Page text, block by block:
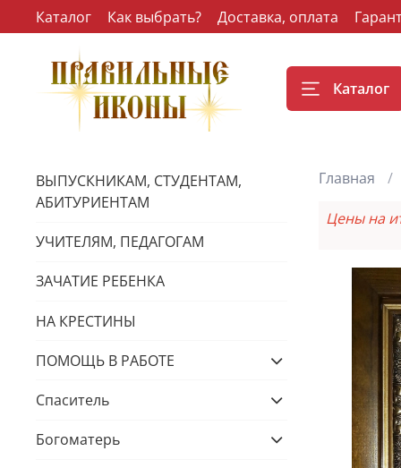
Каталог Как выбрать? Доставка, оплата
Каталог
Главная
Цены на
ВЫПУСКНИКАМ, СТУДЕНТАМ,
АБИТУРИЕНТАМ
УЧИТЕЛЯМ, ПЕДАГОГАМ
ЗАЧАТИЕ РЕБЕНКА
НА КРЕСТИНЫ
ПОМОЩЬ В РАБОТЕ
Спаситель
Богоматерь